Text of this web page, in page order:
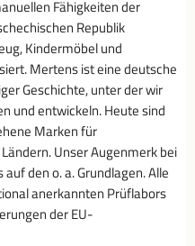
Fähigkeiten der
Republik
Kindermöbel und
Mertens ist eine deutsche
Geschichte, unter der wir
und entwickeln. Heute sind
Marken für
Unser Augenmerk bei
den o. a. Grundlagen. Alle
anerkannten Prüflabors
der EU-